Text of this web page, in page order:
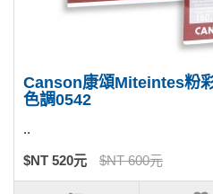
Canson康頌Miteintes粉
色調0542
..
$NT 520元 $NT 600元